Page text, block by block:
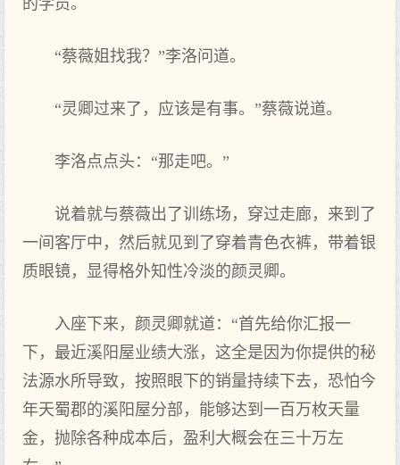
的学员。
“蔡薇姐找我？”李洛问道。
“灵卿过来了，应该是有事。”蔡薇说道。
李洛点点头：“那走吧。”
说着就与蔡薇出了训练场，穿过走廊，来到了
一间客厅中，然后就见到了穿着青色衣裤，带着银
质眼镜，显得格外知性冷淡的颜灵卿。
入座下来，颜灵卿就道：“首先给你汇报一
下，最近溪阳屋业绩大涨，这全是因为你提供的秘
法源水所导致，按照眼下的销量持续下去，恐怕今
年天蜀郡的溪阳屋分部，能够达到一百万枚天量
金，抛除各种成本后，盈利大概会在三十万左